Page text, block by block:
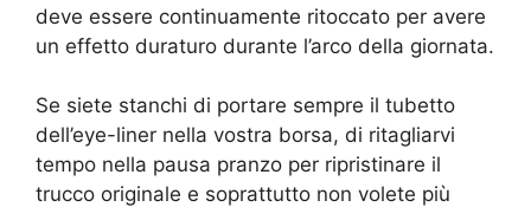
deve essere continuamente ritoccato per avere
un effetto duraturo durante l’arco della giornata.
Se siete stanchi di portare sempre il tubetto
dell’eye-liner nella vostra borsa, di ritagliarvi
tempo nella pausa pranzo per ripristinare il
trucco originale e soprattutto non volete più